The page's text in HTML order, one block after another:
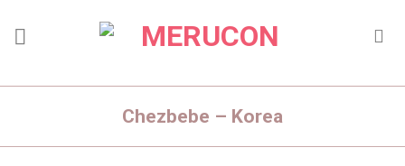
Chezbebe – Korea